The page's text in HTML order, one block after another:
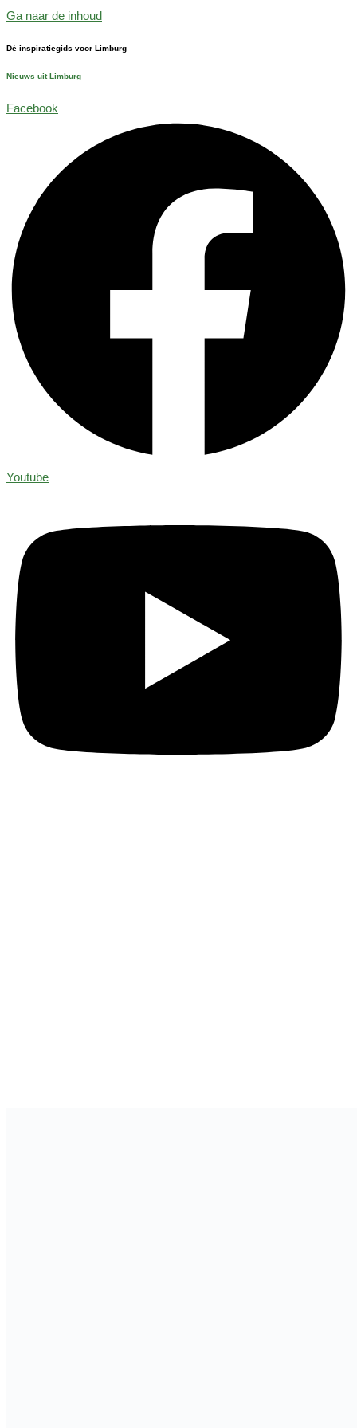
Ga naar de inhoud
Dé inspiratiegids voor Limburg
Nieuws uit Limburg
Facebook
Youtube